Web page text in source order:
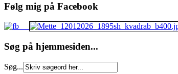
Følg mig på Facebook
Søg på hjemmesiden...
Søg...